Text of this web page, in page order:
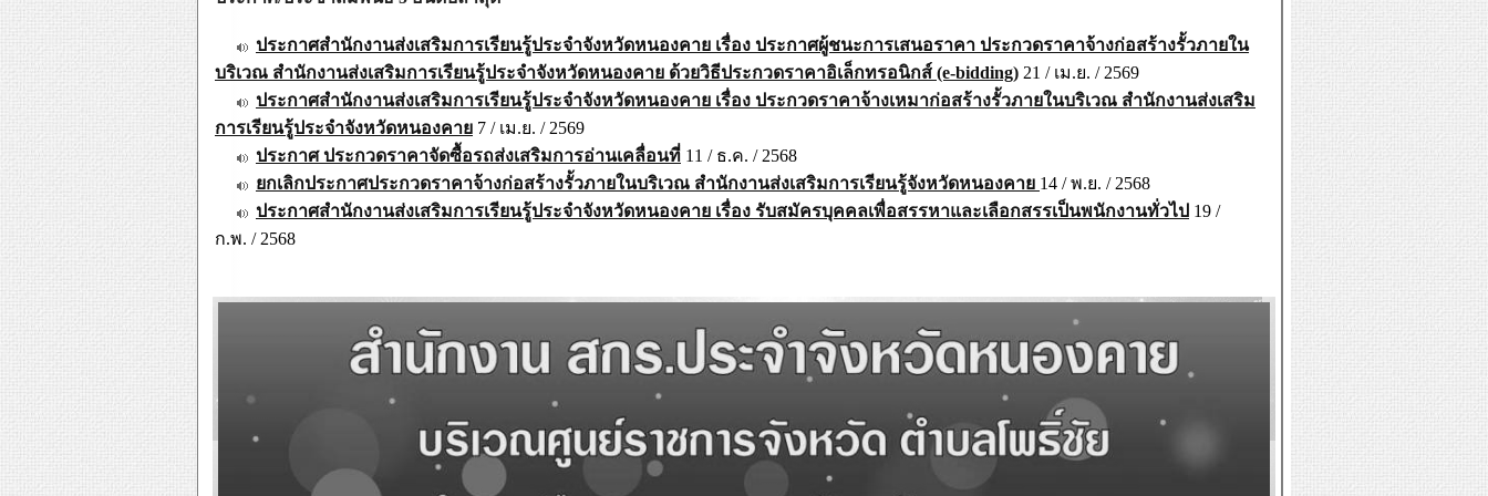
ประกาศสำนักงานส่งเสริมการเรียนรู้ประจำจังหวัดหนองคาย เรื่อง ประกาศผู้ชนะการเสนอราคา ประกวดราคาจ้างก่อสร้างรั้วภายใน
บริเวณ สำนักงานส่งเสริมการเรียนรู้ประจำจังหวัดหนองคาย ด้วยวิธีประกวดราคาอิเล็กทรอนิกส์ (e-bidding) 21 / เม.ย. / 2569
ประกาศสำนักงานส่งเสริมการเรียนรู้ประจำจังหวัดหนองคาย เรื่อง ประกวดราคาจ้างเหมาก่อสร้างรั้วภายในบริเวณ สำนักงานส่งเสริม
การเรียนรู้ประจำจังหวัดหนองคาย 7 / เม.ย. / 2569
ประกาศ ประกวดราคาจัดซื้อรถส่งเสริมการอ่านเคลื่อนที่ 11 / ธ.ค. / 2568
ยกเลิกประกาศประกวดราคาจ้างก่อสร้างรั้วภายในบริเวณ สำนักงานส่งเสริมการเรียนรู้จังหวัดหนองคาย 14 / พ.ย. / 2568
ประกาศสำนักงานส่งเสริมการเรียนรู้ประจำจังหวัดหนองคาย เรื่อง รับสมัครบุคคลเพื่อสรรหาและเลือกสรรเป็นพนักงานทั่วไป 19 /
ก.พ. / 2568